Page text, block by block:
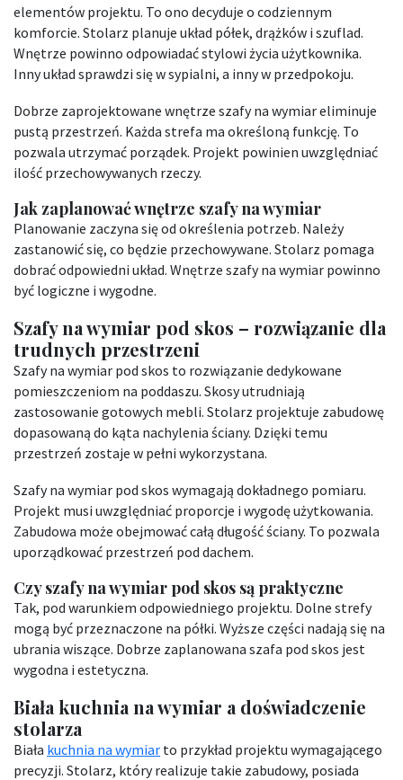
elementów projektu. To ono decyduje o codziennym
komforcie. Stolarz planuje układ półek, drążków i szuflad.
Wnętrze powinno odpowiadać stylowi życia użytkownika.
Inny układ sprawdzi się w sypialni, a inny w przedpokoju.
Dobrze zaprojektowane wnętrze szafy na wymiar eliminuje
pustą przestrzeń. Każda strefa ma określoną funkcję. To
pozwala utrzymać porządek. Projekt powinien uwzględniać
ilość przechowywanych rzeczy.
Jak zaplanować wnętrze szafy na wymiar
Planowanie zaczyna się od określenia potrzeb. Należy
zastanowić się, co będzie przechowywane. Stolarz pomaga
dobrać odpowiedni układ. Wnętrze szafy na wymiar powinno
być logiczne i wygodne.
Szafy na wymiar pod skos – rozwiązanie dla
trudnych przestrzeni
Szafy na wymiar pod skos to rozwiązanie dedykowane
pomieszczeniom na poddaszu. Skosy utrudniają
zastosowanie gotowych mebli. Stolarz projektuje zabudowę
dopasowaną do kąta nachylenia ściany. Dzięki temu
przestrzeń zostaje w pełni wykorzystana.
Szafy na wymiar pod skos wymagają dokładnego pomiaru.
Projekt musi uwzględniać proporcje i wygodę użytkowania.
Zabudowa może obejmować całą długość ściany. To pozwala
uporządkować przestrzeń pod dachem.
Czy szafy na wymiar pod skos są praktyczne
Tak, pod warunkiem odpowiedniego projektu. Dolne strefy
mogą być przeznaczone na półki. Wyższe części nadają się na
ubrania wiszące. Dobrze zaplanowana szafa pod skos jest
wygodna i estetyczna.
Biała kuchnia na wymiar a doświadczenie
stolarza
Biała kuchnia na wymiar to przykład projektu wymagającego
precyzji. Stolarz, który realizuje takie zabudowy, posiada